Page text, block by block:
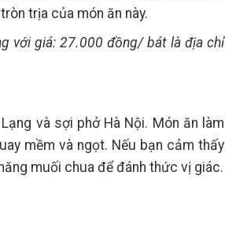
trịa của món ăn này.
với giá: 27.000 đồng/ bát là địa chỉ
và sợi phở Hà Nội. Món ăn làm
mềm và ngọt. Nếu bạn cảm thấy
muối chua để đánh thức vị giác.